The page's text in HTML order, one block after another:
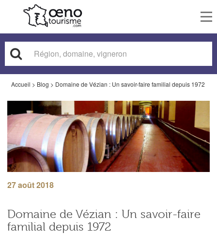
Accueil > Blog > Domaine de Vézian : Un savoir-faire familial depuis 1972
27 août 2018
Domaine de Vézian : Un savoir-faire
familial depuis 1972